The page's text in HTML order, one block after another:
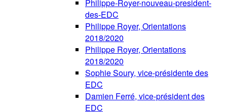
Philippe-Royer-nouveau-president-
des-EDC
Philippe Royer, Orientations
2018/2020
Philippe Royer, Orientations
2018/2020
Sophie Soury, vice-présidente des
EDC
Damien Ferré, vice-président des
EDC